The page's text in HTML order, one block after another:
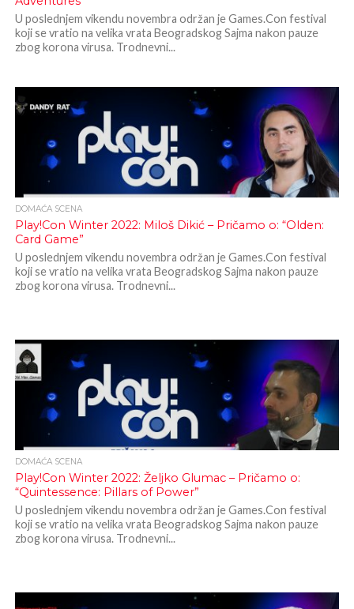
U poslednjem vikendu novembra održan je Games.Con festival
koji se vratio na velika vrata Beogradskog Sajma nakon pauze
zbog korona virusa. Trodnevni...
DOMAĆA SCENA
Play!Con Winter 2022: Miloš Dikić – Pričamo o: “Olden:
Card Game”
U poslednjem vikendu novembra održan je Games.Con festival
koji se vratio na velika vrata Beogradskog Sajma nakon pauze
zbog korona virusa. Trodnevni...
DOMAĆA SCENA
Play!Con Winter 2022: Željko Glumac – Pričamo o:
“Quintessence: Pillars of Power”
U poslednjem vikendu novembra održan je Games.Con festival
koji se vratio na velika vrata Beogradskog Sajma nakon pauze
zbog korona virusa. Trodnevni...